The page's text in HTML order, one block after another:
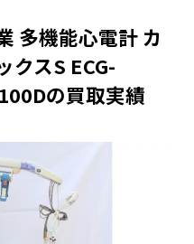
多機能心電計 カ
クスS ECG-
の買取実績